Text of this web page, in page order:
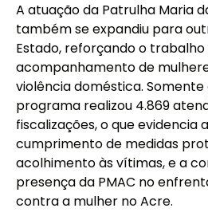
A atuação da Patrulha Maria
também se expandiu para
Estado, reforçando o
acompanhamento de
violência doméstica. Somente
programa realizou 4.869
fiscalizações, o que evidencia
cumprimento de medidas
acolhimento às vítimas, e a
presença da PMAC no
contra a mulher no Acre.